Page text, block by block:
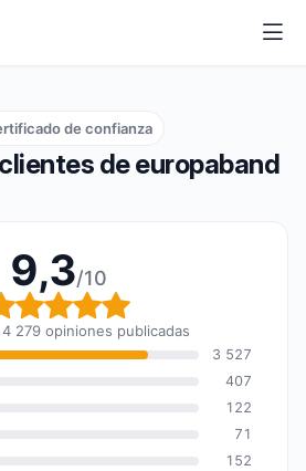
10
de europaband
de confianza
9,3/10
global: 9,3
4 279 opiniones publicadas
3 527
407
122
71
152